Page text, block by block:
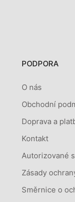
PODPORA
O nás
Obchodní
Doprava a
Kontakt
Autorizované
Zásady
Směrnice o